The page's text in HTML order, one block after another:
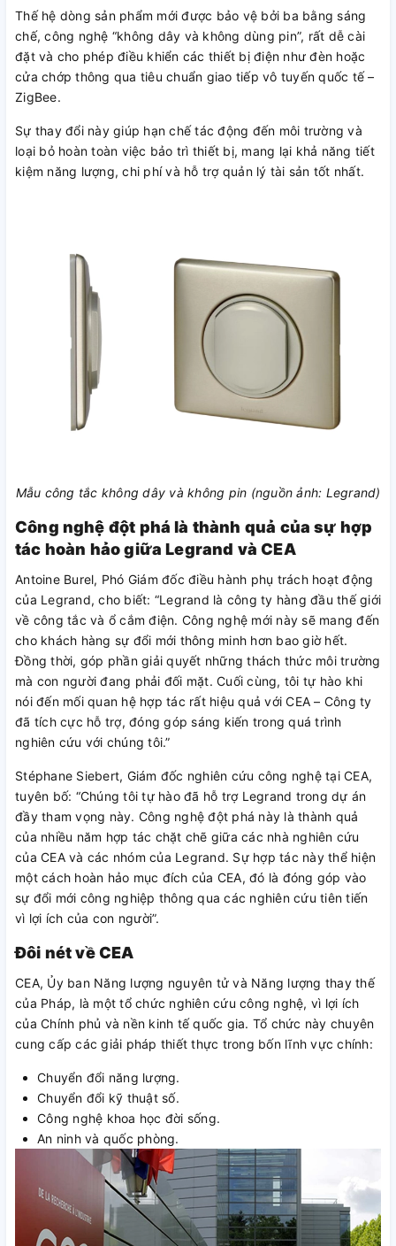
Thế hệ dòng sản phẩm mới được bảo vệ bởi ba bằng sáng
chế, công nghệ “không dây và không dùng pin”, rất dễ cài
đặt và cho phép điều khiển các thiết bị điện như đèn hoặc
cửa chớp thông qua tiêu chuẩn giao tiếp vô tuyến quốc tế –
ZigBee.
Sự thay đổi này giúp hạn chế tác động đến môi trường và
loại bỏ hoàn toàn việc bảo trì thiết bị, mang lại khả năng tiết
kiệm năng lượng, chi phí và hỗ trợ quản lý tài sản tốt nhất.
Mẫu công tắc không dây và không pin (nguồn ảnh: Legrand)
Công nghệ đột phá là thành quả của sự hợp
tác hoàn hảo giữa Legrand và CEA
Antoine Burel, Phó Giám đốc điều hành phụ trách hoạt động
của Legrand, cho biết: “Legrand là công ty hàng đầu thế giới
về công tắc và ổ cắm điện. Công nghệ mới này sẽ mang đến
cho khách hàng sự đổi mới thông minh hơn bao giờ hết.
Đồng thời, góp phần giải quyết những thách thức môi trường
mà con người đang phải đối mặt. Cuối cùng, tôi tự hào khi
nói đến mối quan hệ hợp tác rất hiệu quả với CEA – Công ty
đã tích cực hỗ trợ, đóng góp sáng kiến trong quá trình
nghiên cứu với chúng tôi.”
Stéphane Siebert, Giám đốc nghiên cứu công nghệ tại CEA,
tuyên bố: “Chúng tôi tự hào đã hỗ trợ Legrand trong dự án
đầy tham vọng này. Công nghệ đột phá này là thành quả
của nhiều năm hợp tác chặt chẽ giữa các nhà nghiên cứu
của CEA và các nhóm của Legrand. Sự hợp tác này thể hiện
một cách hoàn hảo mục đích của CEA, đó là đóng góp vào
sự đổi mới công nghiệp thông qua các nghiên cứu tiên tiến
vì lợi ích của con người”.
Đôi nét về CEA
CEA, Ủy ban Năng lượng nguyên tử và Năng lượng thay thế
của Pháp, là một tổ chức nghiên cứu công nghệ, vì lợi ích
của Chính phủ và nền kinh tế quốc gia. Tổ chức này chuyên
cung cấp các giải pháp thiết thực trong bốn lĩnh vực chính:
Chuyển đổi năng lượng.
Chuyển đổi kỹ thuật số.
Công nghệ khoa học đời sống.
An ninh và quốc phòng.